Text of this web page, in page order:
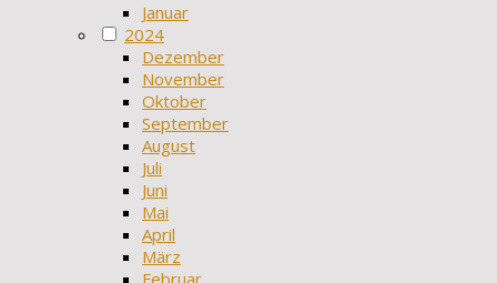
Januar
2024
Dezember
November
Oktober
September
August
Juli
Juni
Mai
April
März